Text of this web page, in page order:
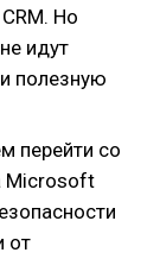
Но
идут
полезную
перейти со
Microsoft
от